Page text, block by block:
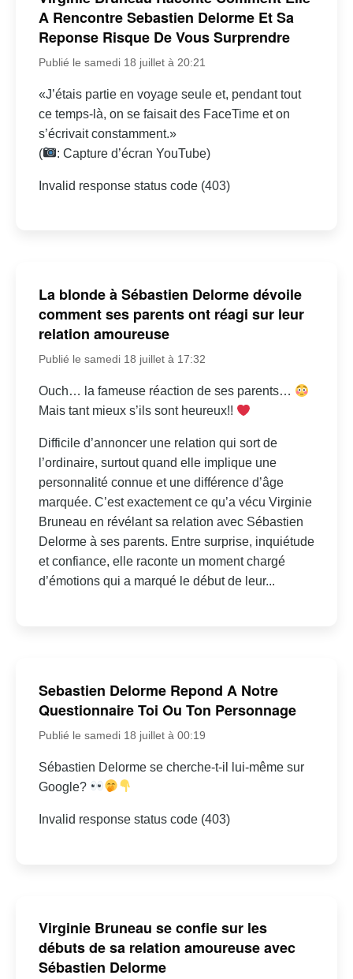
A Rencontre Sebastien Delorme Et Sa
Reponse Risque De Vous Surprendre
Publié le samedi 18 juillet à 20:21
«J’étais partie en voyage seule et, pendant tout
ce temps-là, on se faisait des FaceTime et on
s’écrivait constamment.»
(
: Capture d’écran YouTube)
Invalid response status code (403)
La blonde à Sébastien Delorme dévoile
comment ses parents ont réagi sur leur
relation amoureuse
Publié le samedi 18 juillet à 17:32
Ouch… la fameuse réaction de ses parents…
Mais tant mieux s’ils sont heureux!!
Difficile d’annoncer une relation qui sort de
l’ordinaire, surtout quand elle implique une
personnalité connue et une différence d’âge
marquée. C’est exactement ce qu’a vécu Virginie
Bruneau en révélant sa relation avec Sébastien
Delorme à ses parents. Entre surprise, inquiétude
et confiance, elle raconte un moment chargé
d’émotions qui a marqué le début de leur...
Sebastien Delorme Repond A Notre
Questionnaire Toi Ou Ton Personnage
Publié le samedi 18 juillet à 00:19
Sébastien Delorme se cherche-t-il lui-même sur
Google?
Invalid response status code (403)
Virginie Bruneau se confie sur les
débuts de sa relation amoureuse avec
Sébastien Delorme